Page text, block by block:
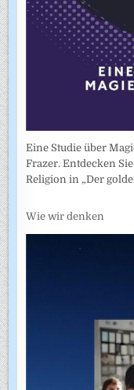
Eine Studie über
Frazer. Entdecken
Religion in „Der
Wie wir denken